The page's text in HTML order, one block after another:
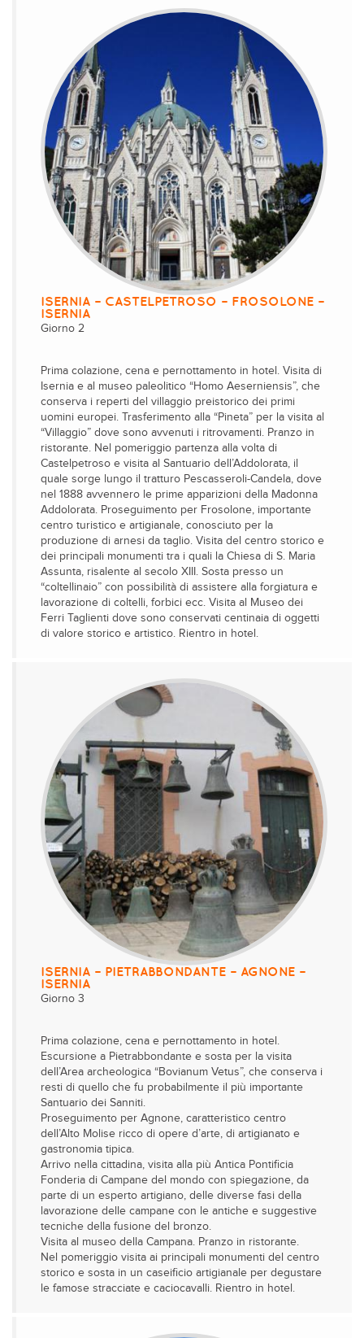
ISERNIA – CASTELPETROSO – FROSOLONE –
ISERNIA
Giorno 2
Prima colazione, cena e pernottamento in hotel. Visita di
Isernia e al museo paleolitico “Homo Aeserniensis”, che
conserva i reperti del villaggio preistorico dei primi
uomini europei. Trasferimento alla “Pineta” per la visita al
“Villaggio” dove sono avvenuti i ritrovamenti. Pranzo in
ristorante. Nel pomeriggio partenza alla volta di
Castelpetroso e visita al Santuario dell’Addolorata, il
quale sorge lungo il tratturo Pescasseroli-Candela, dove
nel 1888 avvennero le prime apparizioni della Madonna
Addolorata. Proseguimento per Frosolone, importante
centro turistico e artigianale, conosciuto per la
produzione di arnesi da taglio. Visita del centro storico e
dei principali monumenti tra i quali la Chiesa di S. Maria
Assunta, risalente al secolo XIII. Sosta presso un
“coltellinaio” con possibilità di assistere alla forgiatura e
lavorazione di coltelli, forbici ecc. Visita al Museo dei
Ferri Taglienti dove sono conservati centinaia di oggetti
di valore storico e artistico. Rientro in hotel.
ISERNIA – PIETRABBONDANTE – AGNONE –
ISERNIA
Giorno 3
Prima colazione, cena e pernottamento in hotel.
Escursione a Pietrabbondante e sosta per la visita
dell’Area archeologica “Bovianum Vetus”, che conserva i
resti di quello che fu probabilmente il più importante
Santuario dei Sanniti.
Proseguimento per Agnone, caratteristico centro
dell’Alto Molise ricco di opere d’arte, di artigianato e
gastronomia tipica.
Arrivo nella cittadina, visita alla più Antica Pontificia
Fonderia di Campane del mondo con spiegazione, da
parte di un esperto artigiano, delle diverse fasi della
lavorazione delle campane con le antiche e suggestive
tecniche della fusione del bronzo.
Visita al museo della Campana. Pranzo in ristorante.
Nel pomeriggio visita ai principali monumenti del centro
storico e sosta in un caseificio artigianale per degustare
le famose stracciate e caciocavalli. Rientro in hotel.